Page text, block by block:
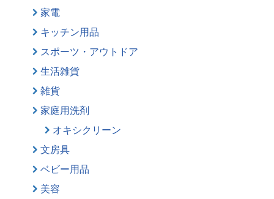
家電
キッチン用品
スポーツ・アウトドア
生活雑貨
雑貨
家庭用洗剤
オキシクリーン
文房具
ベビー用品
美容